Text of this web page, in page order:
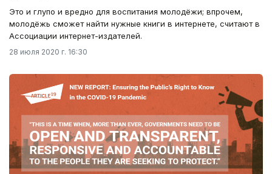
Это и глупо и вредно для воспитания молодёжи; впрочем,
молодёжь сможет найти нужные книги в интернете, считают в
Ассоциации интернет-издателей.
28 июля 2020 г. 16:30